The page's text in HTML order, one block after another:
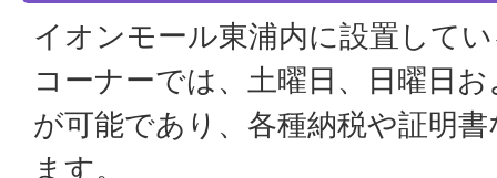
イオンモール東浦内に設置して
コーナーでは、土曜日、日曜日
が可能であり、各種納税や証明
ます。